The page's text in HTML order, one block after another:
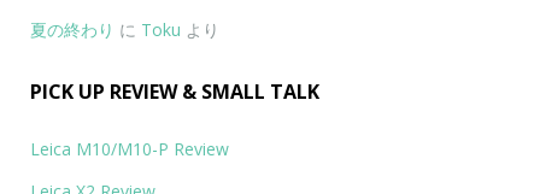
夏の終わり に Toku より
PICK UP REVIEW & SMALL TALK
Leica M10/M10-P Review